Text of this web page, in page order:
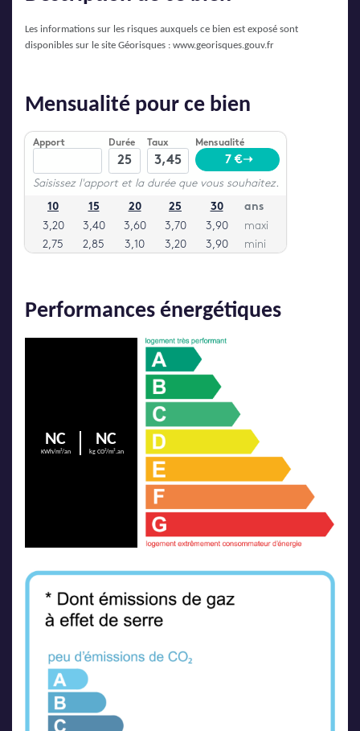
Les informations sur les risques auxquels ce bien est exposé sont
disponibles sur le site Géorisques : www.georisques.gouv.fr
Performances énergétiques
NC
KWh/m²/an
NC
kg CO²/m².an
Mensualité pour ce bien